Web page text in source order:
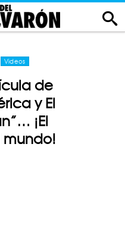
Videos
de
y El
¡El
mundo!